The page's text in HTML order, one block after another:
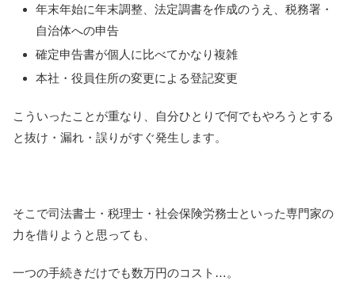
年末年始に年末調整、法定調書を作成のうえ、税務署・
自治体への申告
確定申告書が個人に比べてかなり複雑
本社・役員住所の変更による登記変更
こういったことが重なり、自分ひとりで何でもやろうとする
と抜け・漏れ・誤りがすぐ発生します。
そこで司法書士・税理士・社会保険労務士といった専門家の
力を借りようと思っても、
一つの手続きだけでも数万円のコスト…。